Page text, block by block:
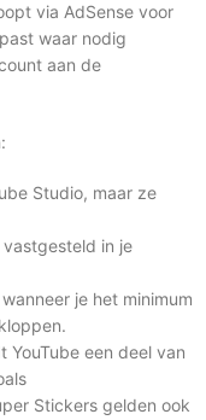
via AdSense voor
waar nodig
aan de
Studio, maar ze
in je
je het minimum
YouTube een deel van
Stickers gelden ook